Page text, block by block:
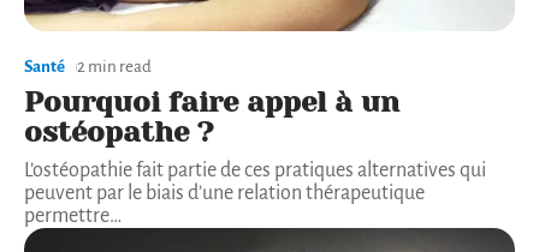
Santé 2 min read
Pourquoi faire appel à un
ostéopathe ?
L’ostéopathie fait partie de ces pratiques alternatives qui
peuvent par le biais d’une relation thérapeutique
permettre…